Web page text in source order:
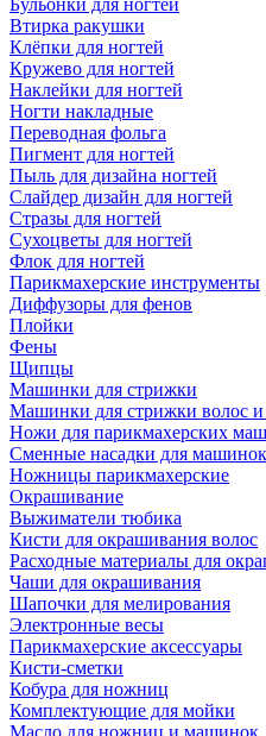
Бульонки для ногтей
Втирка ракушки
Клёпки для ногтей
Кружево для ногтей
Наклейки для ногтей
Ногти накладные
Переводная фольга
Пигмент для ногтей
Пыль для дизайна ногтей
Слайдер дизайн для ногтей
Стразы для ногтей
Сухоцветы для ногтей
Флок для ногтей
Парикмахерские инструменты
Диффузоры для фенов
Плойки
Фены
Щипцы
Машинки для стрижки
Машинки для стрижки волос
Ножи для парикмахерских
Сменные насадки для машинок
Ножницы парикмахерские
Окрашивание
Выжиматели тюбика
Кисти для окрашивания волос
Расходные материалы для
Чаши для окрашивания
Шапочки для мелирования
Электронные весы
Парикмахерские аксессуары
Кисти-сметки
Кобура для ножниц
Комплектующие для мойки
Масло для ножниц и машинок